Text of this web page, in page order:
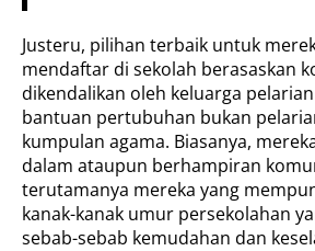
Justeru, pilihan terbaik untuk
mendaftar di sekolah berasaskan
dikendalikan oleh keluarga
bantuan pertubuhan bukan
kumpulan agama. Biasanya,
dalam ataupun berhampiran
terutamanya mereka yang
kanak-kanak umur persekolahan
sebab-sebab kemudahan dan